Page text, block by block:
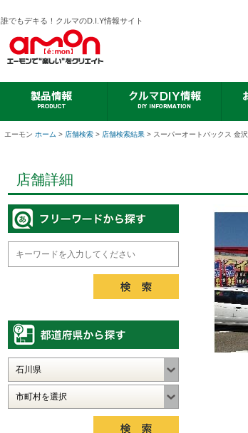
誰でもデキる！クルマのD.I.Y情報サイト
エーモン ホーム > 店舗検索 > 店舗検索結果 > スーパーオートバックス 金沢
店舗詳細